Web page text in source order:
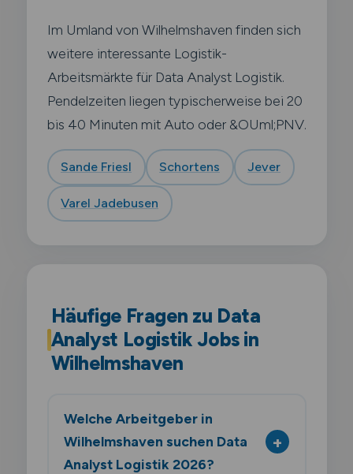
Im Umland von Wilhelmshaven finden sich
weitere interessante Logistik-
Arbeitsmärkte für Data Analyst Logistik.
Pendelzeiten liegen typischerweise bei 20
bis 40 Minuten mit Auto oder &OUml;PNV.
Sande Friesl Schortens Jever
Varel Jadebusen
Häufige Fragen zu Data
Analyst Logistik Jobs in
Wilhelmshaven
Welche Arbeitgeber in
Wilhelmshaven suchen Data
Analyst Logistik 2026?